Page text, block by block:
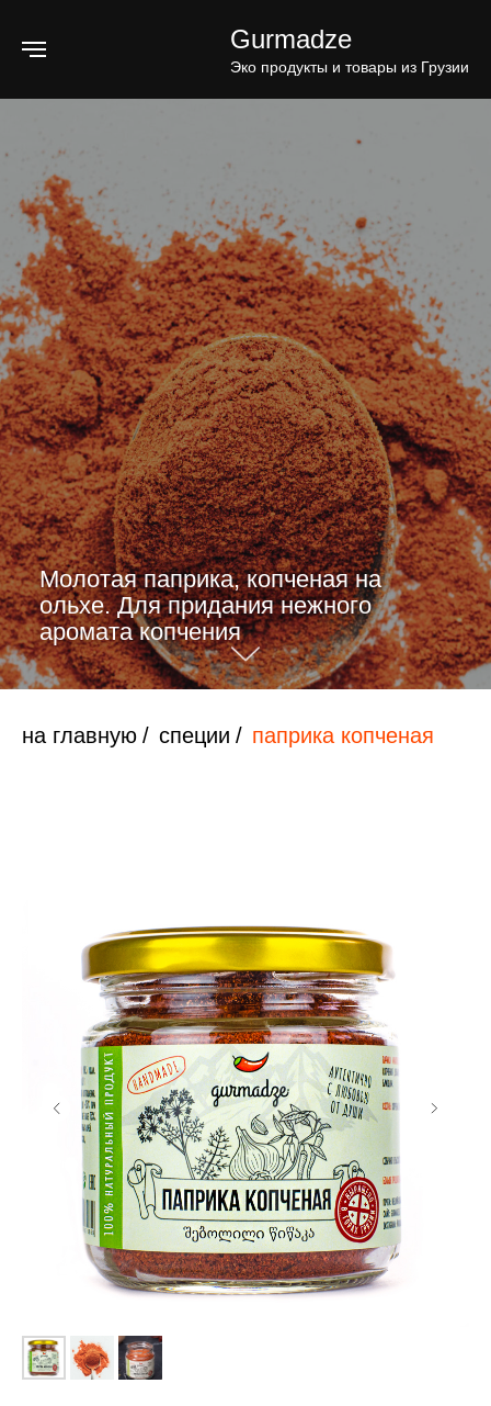
Gurmadze
Эко продукты и товары из Грузии
Молотая паприка, копченая на
ольхе. Для придания нежного
аромата копчения
на главную / специи / паприка копченая